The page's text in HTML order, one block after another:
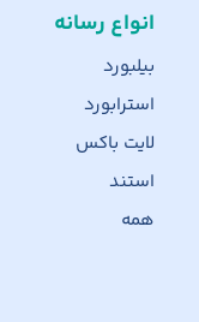
انواع رسانه
بیلبورد
استرابورد
لایت باکس
استند
همه